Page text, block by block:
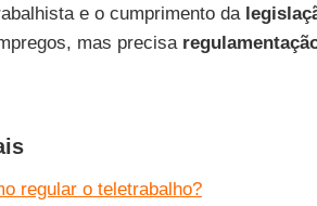
e o cumprimento da
mas precisa
regular o teletrabalho?